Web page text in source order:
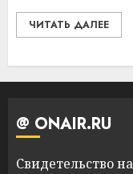
ЧИТАТЬ ДАЛЕЕ
@ ONAIR.RU
Свидетельство